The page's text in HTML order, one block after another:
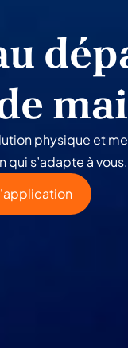
physique et
s’adapte à vous.